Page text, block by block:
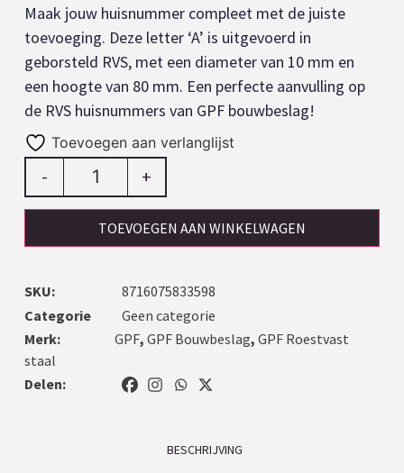
Maak jouw huisnummer compleet met de juiste
toevoeging. Deze letter ‘A’ is uitgevoerd in
geborsteld RVS, met een diameter van 10 mm en
een hoogte van 80 mm. Een perfecte aanvulling op
de RVS huisnummers van GPF bouwbeslag!
Toevoegen aan verlanglijst
- +
TOEVOEGEN AAN WINKELWAGEN
SKU:
8716075833598
Categorie
Geen categorie
Merk:
GPF, GPF Bouwbeslag, GPF Roestvast
staal
Delen:
BESCHRIJVING